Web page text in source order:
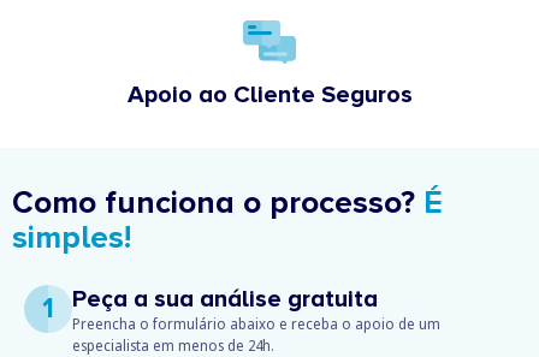
Apoio ao Cliente Seguros
Como funciona o processo? É
simples!
1 Peça a sua análise gratuita
Preencha o formulário abaixo e receba o apoio de um
especialista em menos de 24h.